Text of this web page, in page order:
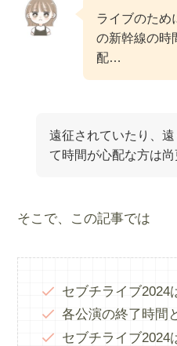
ライブのため
の新幹線の時
配…
遠征されていたり、
て時間が心配な方は尚
そこで、この記事では
セブチライブ2024
各公演の終了時間
セブチライブ2024